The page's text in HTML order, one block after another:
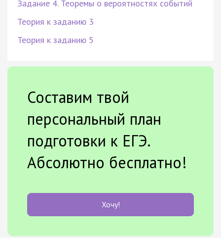
Задание 4. Теоремы о вероятностях событий
Теория к заданию 3
Теория к заданию 5
Составим твой
персональный план
подготовки к ЕГЭ.
Абсолютно бесплатно!
Хочу!